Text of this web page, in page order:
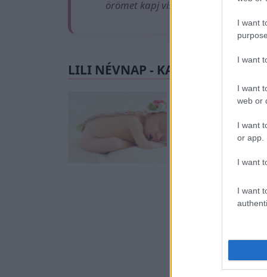
I want
I want
I want
web or
I want
or app.
I want
I want
örömet kapj vissza az élettől,
LILI NÉVNAP - KAPCSOLÓDÓ
A tíz
legnépszerűbb
az elmúlt tíz
Alina, és a
Ez